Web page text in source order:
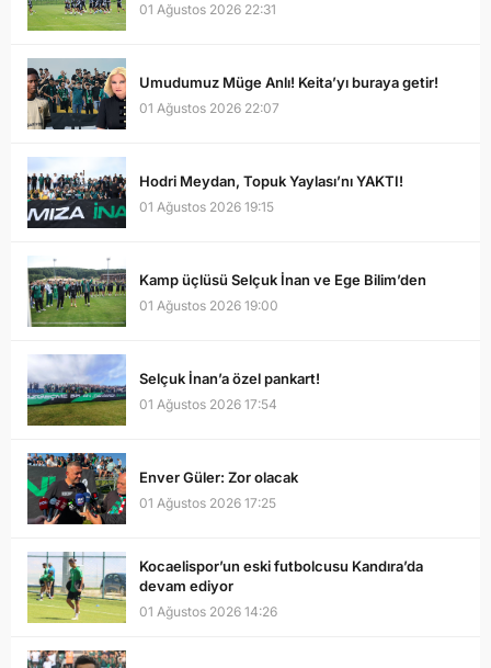
01 Ağustos 2026 22:31
Umudumuz Müge Anlı! Keita’yı buraya getir!
01 Ağustos 2026 22:07
Hodri Meydan, Topuk Yaylası’nı YAKTI!
01 Ağustos 2026 19:15
Kamp üçlüsü Selçuk İnan ve Ege Bilim’den
01 Ağustos 2026 19:00
Selçuk İnan’a özel pankart!
01 Ağustos 2026 17:54
Enver Güler: Zor olacak
01 Ağustos 2026 17:25
Kocaelispor’un eski futbolcusu Kandıra’da
devam ediyor
01 Ağustos 2026 14:26